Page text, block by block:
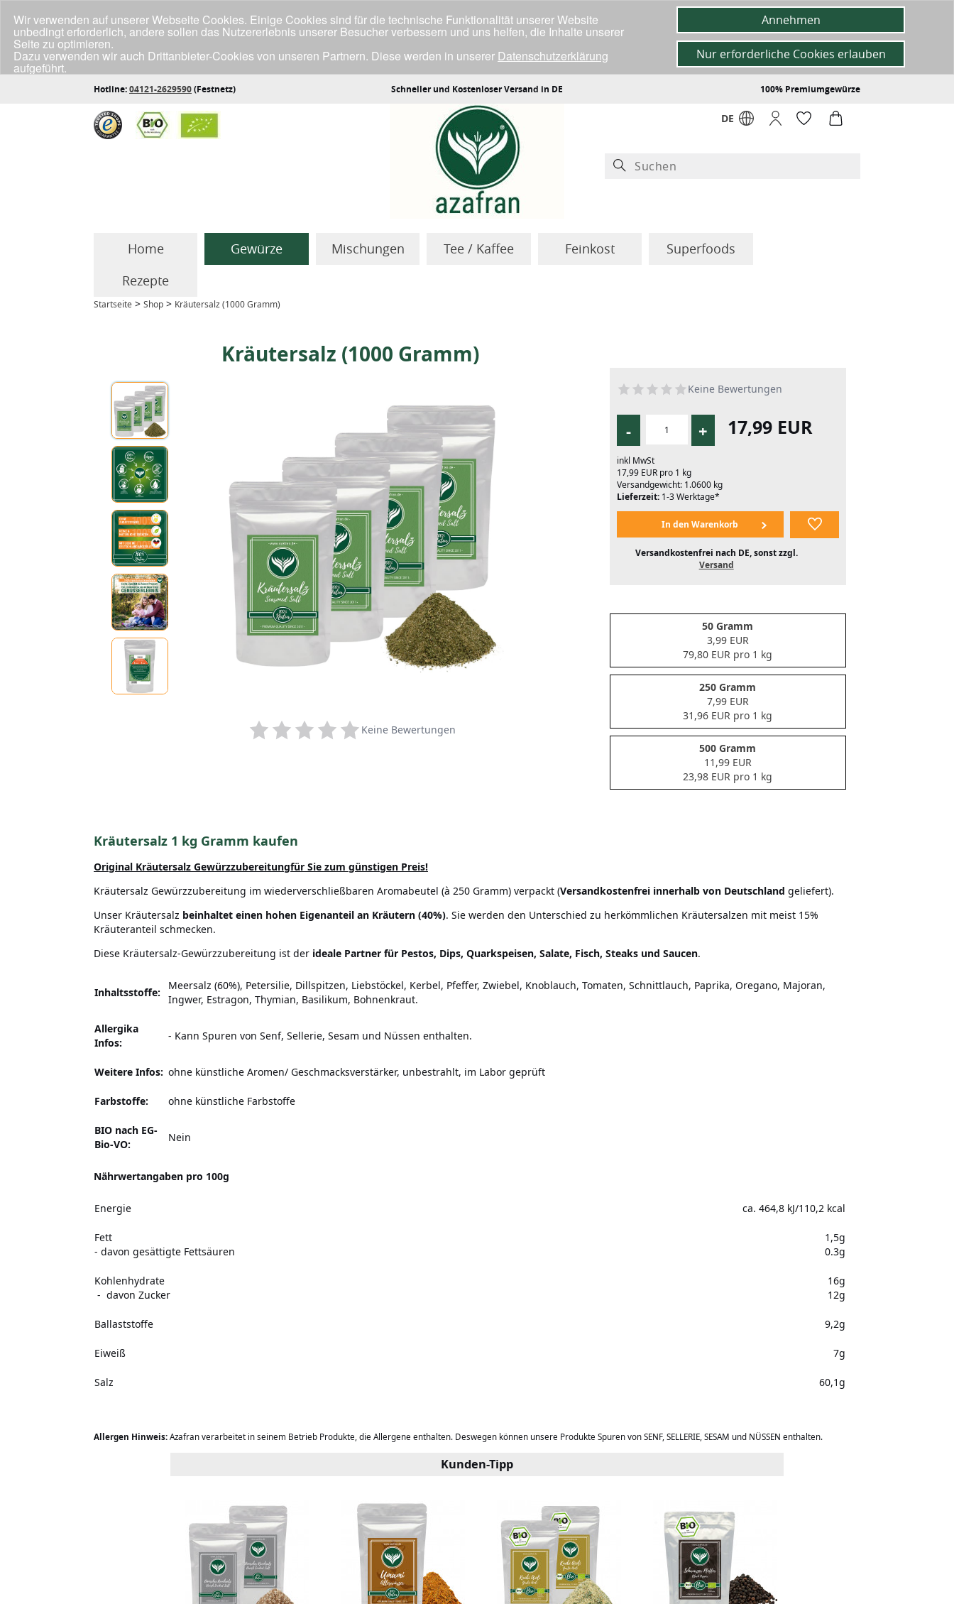
Hotline:04121-2629590(Festnetz) Schneller und Kostenloser Versand in DE 100% Premiumgewürze
DE
Home Gewürze Mischungen Tee / Kaffee Feinkost
Superfoods
Rezepte
Startseite > Shop > Kräutersalz (1000 Gramm)
Kräutersalz (1000 Gramm)
Keine Bewertungen
Keine Bewertungen
- + 17,99 EUR
inkl MwSt
17,99 EUR pro 1 kg
Versandgewicht: 1.0600 kg
Lieferzeit:1-3 Werktage*
Versandkostenfrei nach DE, sonst zzgl.
Versand
50 Gramm
3,99 EUR
79,80 EUR pro 1 kg
250 Gramm
7,99 EUR
31,96 EUR pro 1 kg
500 Gramm
11,99 EUR
23,98 EUR pro 1 kg
Kräutersalz 1 kg Gramm kaufen
Original Kräutersalz Gewürzzubereitungfür Sie zum günstigen Preis!
Kräutersalz Gewürzzubereitung im wiederverschließbaren Aromabeutel (à 250 Gramm) verpackt (Versandkostenfrei innerhalb von Deutschland geliefert).
Unser Kräutersalz beinhaltet einen hohen Eigenanteil an Kräutern (40%). Sie werden den Unterschied zu herkömmlichen Kräutersalzen mit meist 15%
Kräuteranteil schmecken.
Diese Kräutersalz-Gewürzzubereitung ist der ideale Partner für Pestos, Dips, Quarkspeisen, Salate, Fisch, Steaks und Saucen.
Inhaltsstoffe:
Meersalz (60%), Petersilie, Dillspitzen, Liebstöckel, Kerbel, Pfeffer, Zwiebel, Knoblauch, Tomaten, Schnittlauch, Paprika, Oregano, Majoran,
Ingwer, Estragon, Thymian, Basilikum, Bohnenkraut.
Allergika
Infos:
- Kann Spuren von Senf, Sellerie, Sesam und Nüssen enthalten.
Weitere Infos: ohne künstliche Aromen/ Geschmacksverstärker, unbestrahlt, im Labor geprüft
Farbstoffe: ohne künstliche Farbstoffe
BIO nach EG-
Bio-VO:
Nein
Nährwertangaben pro 100g
Energie ca. 464,8 kJ/110,2 kcal
Fett
- davon gesättigte Fettsäuren
1,5g
0.3g
Kohlenhydrate
- davon Zucker
16g
12g
Ballaststoffe 9,2g
Eiweiß 7g
Salz 60,1g
Allergen Hinweis: Azafran verarbeitet in seinem Betrieb Produkte, die Allergene enthalten. Deswegen können unsere Produkte Spuren von SENF, SELLERIE, SESAM und NÜSSEN enthalten.
Kunden-Tipp
Wir verwenden auf unserer Webseite Cookies. Einige Cookies sind für die technische Funktionalität unserer Website
unbedingt erforderlich, andere sollen das Nutzererlebnis unserer Besucher verbessern und uns helfen, die Inhalte unserer
Seite zu optimieren.
Dazu verwenden wir auch Drittanbieter-Cookies von unseren Partnern. Diese werden in unserer Datenschutzerklärung
aufgeführt.
Klicke unten auf "Annehmen", wenn du mit der Verwendung aller Cookies einverstanden bist.
Annehmen
Nur erforderliche Cookies erlauben